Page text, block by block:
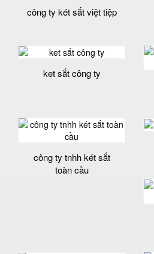
công ty két sắt việt tiệp
ket sắt công ty
công ty tnhh két sắt
toàn cầu